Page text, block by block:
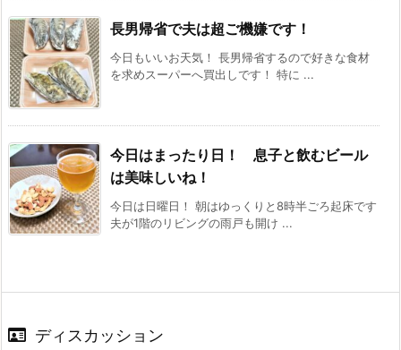
長男帰省で夫は超ご機嫌です！
今日もいいお天気！ 長男帰省するので好きな食材
を求めスーパーへ買出しです！ 特に ...
今日はまったり日！ 息子と飲むビール
は美味しいね！
今日は日曜日！ 朝はゆっくりと8時半ごろ起床です
夫が1階のリビングの雨戸も開け ...
ディスカッション